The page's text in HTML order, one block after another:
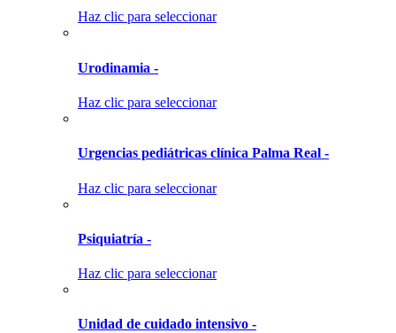
Haz clic para seleccionar
Urodinamia -
Haz clic para seleccionar
Urgencias pediátricas clínica Palma Real -
Haz clic para seleccionar
Psiquiatría -
Haz clic para seleccionar
Unidad de cuidado intensivo -